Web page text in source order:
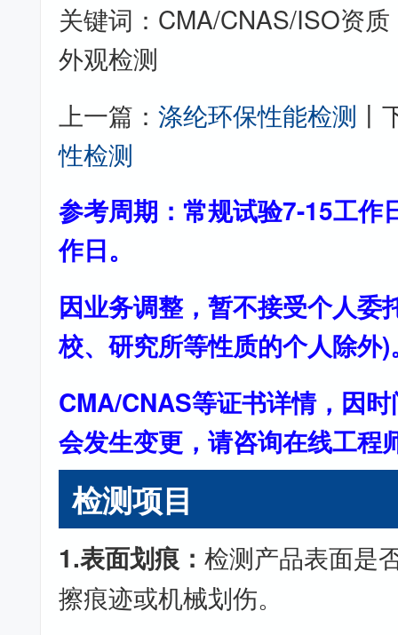
关键词：CMA/CNAS/ISO资
外观检测
上一篇：涤纶环保性能检测 丨
性检测
参考周期：常规试验7-15工作
作日。
因业务调整，暂不接受个人委
校、研究所等性质的个人除外)
CMA/CNAS等证书详情，因
会发生变更，请咨询在线工程
检测项目
1.表面划痕：检测产品表面是
擦痕迹或机械划伤。